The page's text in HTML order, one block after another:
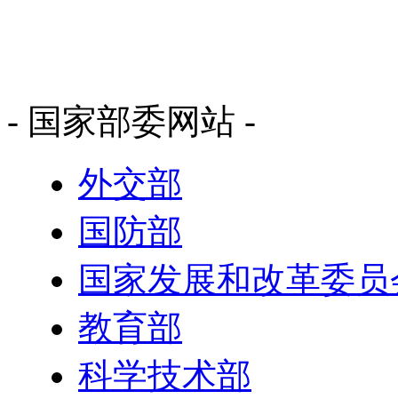
- 国家部委网站 -
外交部
国防部
国家发展和改革委
教育部
科学技术部